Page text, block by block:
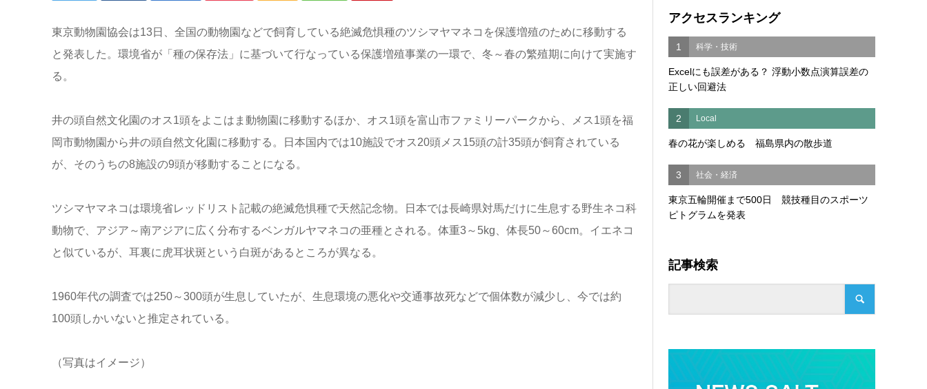
東京動物園協会は13日、全国の動物園などで飼育している絶滅危惧種のツシマヤマネコを保護増殖のために移動する
と発表した。環境省が「種の保存法」に基づいて行なっている保護増殖事業の一環で、冬～春の繁殖期に向けて実施す
る。
井の頭自然文化園のオス1頭をよこはま動物園に移動するほか、オス1頭を富山市ファミリーパークから、メス1頭を福
岡市動物園から井の頭自然文化園に移動する。日本国内では10施設でオス20頭メス15頭の計35頭が飼育されている
が、そのうちの8施設の9頭が移動することになる。
ツシマヤマネコは環境省レッドリスト記載の絶滅危惧種で天然記念物。日本では長崎県対馬だけに生息する野生ネコ科
動物で、アジア～南アジアに広く分布するベンガルヤマネコの亜種とされる。体重3～5kg、体長50～60cm。イエネコ
と似ているが、耳裏に虎耳状斑という白斑があるところが異なる。
1960年代の調査では250～300頭が生息していたが、生息環境の悪化や交通事故死などで個体数が減少し、今では約
100頭しかいないと推定されている。
（写真はイメージ）
アクセスランキング
1 科学・技術
Excelにも誤差がある？ 浮動小数点演算誤差の
正しい回避法
2 Local
春の花が楽しめる 福島県内の散歩道
3 社会・経済
東京五輪開催まで500日 競技種目のスポーツ
ピトグラムを発表
記事検索